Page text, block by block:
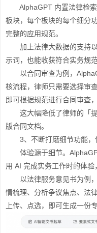
AlphaGPT 内置法律检索
板块，每个板块的每个细分
完整的应用规范。
加上法律大数据的支持以
示词，也能收获符合实务规范
以合同审查为例，
核流程，律师只需要选择审
即可根据规范进行合同审查
这大幅降低了律师的「提
版合同文档。
3、不断打磨细节功能，
体验源于细节。
用 AI 完成实务工作时的体验
以法律服务意见书为例，
情梳理、分析争议焦点、法
上传、点选，即可生成一份